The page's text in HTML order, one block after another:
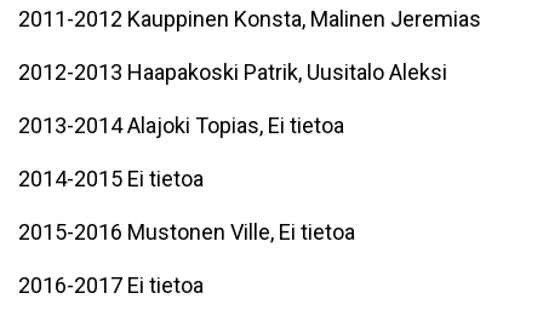
2011-2012 Kauppinen Konsta, Malinen Jeremias
2012-2013 Haapakoski Patrik, Uusitalo Aleksi
2013-2014 Alajoki Topias, Ei tietoa
2014-2015 Ei tietoa
2015-2016 Mustonen Ville, Ei tietoa
2016-2017 Ei tietoa